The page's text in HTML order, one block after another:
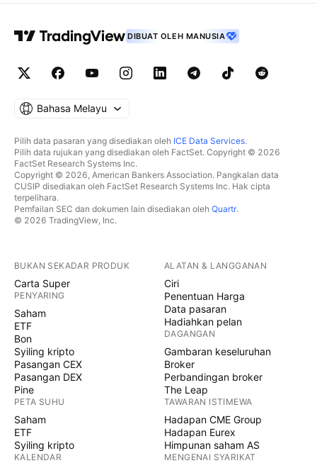
DIBUAT OLEH MANUSIA
Bahasa Melayu
Pilih data pasaran yang disediakan oleh ICE Data Services.
Pilih data rujukan yang disediakan oleh FactSet. Copyright © 2026
FactSet Research Systems Inc.
Copyright © 2026, American Bankers Association. Pangkalan data
CUSIP disediakan oleh FactSet Research Systems Inc. Hak cipta
terpelihara.
Pemfailan SEC dan dokumen lain disediakan oleh Quartr.
© 2026 TradingView, Inc.
BUKAN SEKADAR PRODUK
Carta Super
PENYARING
Saham
ETF
Bon
Syiling kripto
Pasangan CEX
Pasangan DEX
Pine
PETA SUHU
Saham
ETF
Syiling kripto
KALENDAR
ALATAN & LANGGANAN
Ciri
Penentuan Harga
Data pasaran
Hadiahkan pelan
DAGANGAN
Gambaran keseluruhan
Broker
Perbandingan broker
The Leap
TAWARAN ISTIMEWA
Hadapan CME Group
Hadapan Eurex
Himpunan saham AS
MENGENAI SYARIKAT